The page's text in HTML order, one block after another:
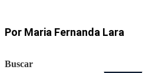
Por Maria Fernanda Lara
Buscar